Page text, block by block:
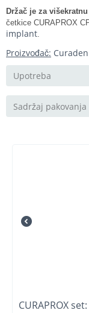
Držač je za
četkice CURAPROX
implant.
Proizvođač:
Upotreba
Sadržaj pakovanja
CURAPROX